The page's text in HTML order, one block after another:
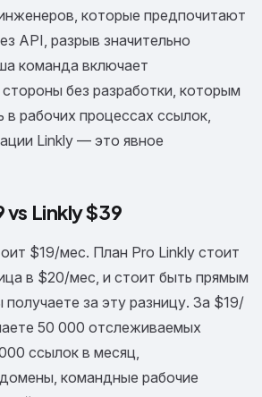
которые предпочитают
API, разрыв значительно
команда включает
без разработки, которым
в рабочих процессах ссылок,
Linkly — это явное
Linkly $39
$19/мес. План Pro Linkly стоит
в $20/мес, и стоит быть прямым
получаете за эту разницу. За $19/
50 000 отслеживаемых
ссылок в месяц,
командные рабочие